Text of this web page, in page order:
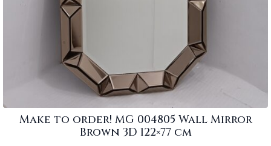
Make to order! MG 004805 Wall Mirror
Brown 3D 122×77 cm